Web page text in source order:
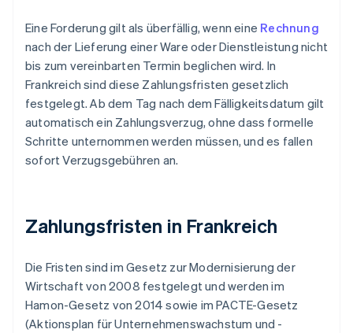
Eine Forderung gilt als überfällig, wenn eine Rechnung
nach der Lieferung einer Ware oder Dienstleistung nicht
bis zum vereinbarten Termin beglichen wird. In
Frankreich sind diese Zahlungsfristen gesetzlich
festgelegt. Ab dem Tag nach dem Fälligkeitsdatum gilt
automatisch ein Zahlungsverzug, ohne dass formelle
Schritte unternommen werden müssen, und es fallen
sofort Verzugsgebühren an.
Zahlungsfristen in Frankreich
Die Fristen sind im Gesetz zur Modernisierung der
Wirtschaft von 2008 festgelegt und werden im
Hamon-Gesetz von 2014 sowie im PACTE-Gesetz
(Aktionsplan für Unternehmenswachstum und -